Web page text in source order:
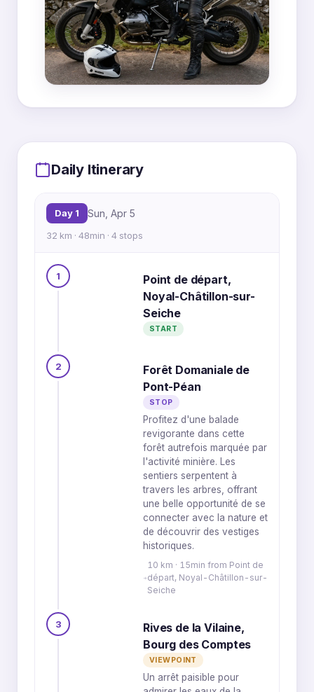
MapLibre|OpenFreeMap © OpenMapTilesData fromOpenStreetMap
Daily Itinerary
Day 1 Sun, Apr 5
32 km · 48min · 4 stops
1
Point de départ,
Noyal-Châtillon-sur-
Seiche
START
2
Forêt Domaniale de
Pont-Péan
STOP
Profitez d'une balade
revigorante dans cette
forêt autrefois marquée par
l'activité minière. Les
sentiers serpentent à
travers les arbres, offrant
une belle opportunité de se
connecter avec la nature et
de découvrir des vestiges
historiques.
10 km · 15min from Point de
départ, Noyal-Châtillon-sur-
Seiche
3
Rives de la Vilaine,
Bourg des Comptes
VIEWPOINT
Un arrêt paisible pour